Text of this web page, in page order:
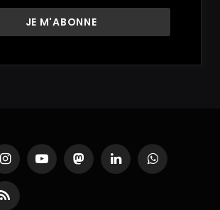
InstagramYouTubeMastodonLinkedInWhatsApp
RSS